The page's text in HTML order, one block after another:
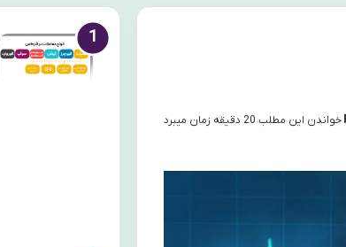
خواندن این مطلب 20 دقیقه زمان میبرد